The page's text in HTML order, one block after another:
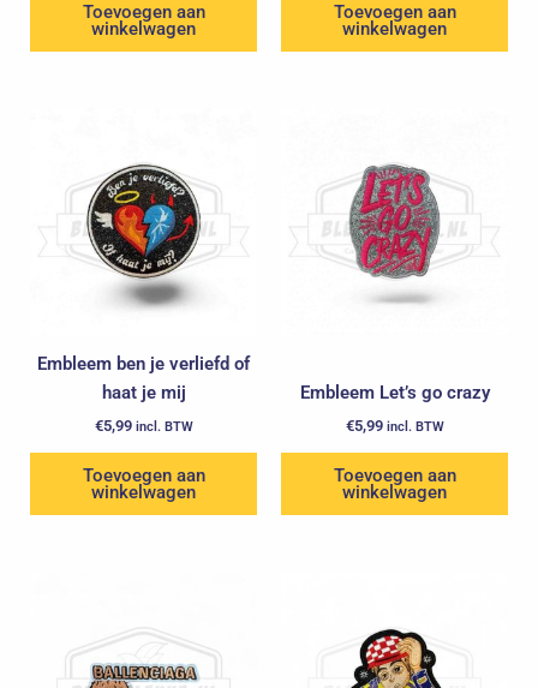
Toevoegen aan
winkelwagen
Toevoegen aan
winkelwagen
Embleem ben je verliefd of
haat je mij
€5,99 incl. BTW
Toevoegen aan
winkelwagen
Embleem Let’s go crazy
€5,99 incl. BTW
Toevoegen aan
winkelwagen